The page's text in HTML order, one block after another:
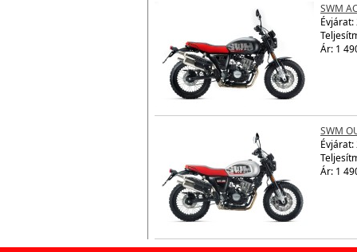
SWM
Évjárat:
Ár: 1
SWM
Évjárat:
Ár: 1